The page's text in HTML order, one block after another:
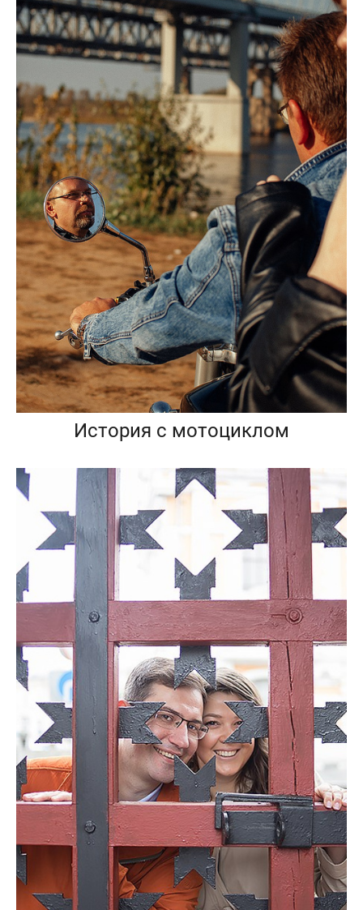
История с мотоциклом